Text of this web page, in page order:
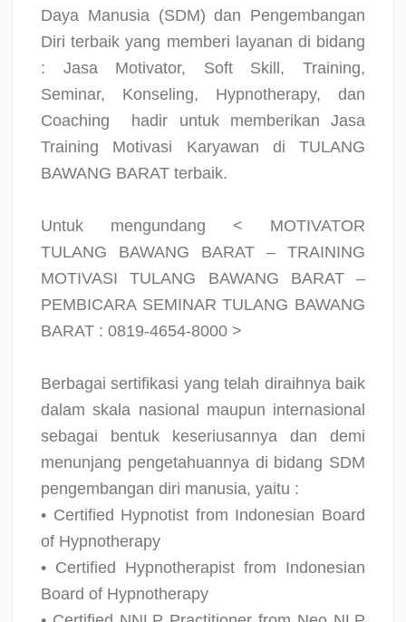
Daya Manusia (SDM) dan Pengembangan
Diri terbaik yang memberi layanan di bidang
: Jasa Motivator, Soft Skill, Training,
Seminar, Konseling, Hypnotherapy, dan
Coaching
hadir untuk memberikan Jasa
Training Motivasi Karyawan di TULANG
BAWANG BARAT terbaik.
Untuk mengundang < MOTIVATOR
TULANG BAWANG BARAT – TRAINING
MOTIVASI TULANG BAWANG BARAT –
PEMBICARA SEMINAR TULANG BAWANG
BARAT : 0819-4654-8000 >
Berbagai sertifikasi yang telah diraihnya baik
dalam skala nasional maupun internasional
sebagai bentuk keseriusannya dan demi
menunjang pengetahuannya di bidang SDM
pengembangan diri manusia, yaitu :
• Certified Hypnotist from Indonesian Board
of Hypnotherapy
• Certified Hypnotherapist from Indonesian
Board of Hypnotherapy